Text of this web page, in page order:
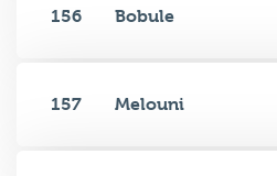
156 Bobule
157 Melouni